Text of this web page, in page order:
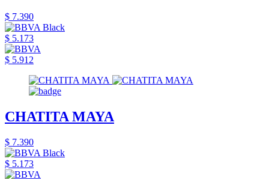
$ 7.390
$ 5.173
$ 5.912
CHATITA MAYA
$ 7.390
$ 5.173